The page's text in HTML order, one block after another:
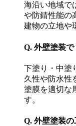
海沿い地域で
や防錆性能の
建物の立地や
Q. 外壁塗装
下塗り・中塗
久性や防水性
塗膜を適切な
す。
Q. 外壁塗装